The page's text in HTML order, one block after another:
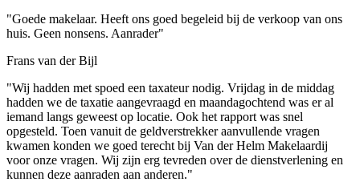
"Goede makelaar. Heeft ons goed begeleid bij de verkoop van ons
huis. Geen nonsens. Aanrader"
Frans van der Bijl
"Wij hadden met spoed een taxateur nodig. Vrijdag in de middag
hadden we de taxatie aangevraagd en maandagochtend was er al
iemand langs geweest op locatie. Ook het rapport was snel
opgesteld. Toen vanuit de geldverstrekker aanvullende vragen
kwamen konden we goed terecht bij Van der Helm Makelaardij
voor onze vragen. Wij zijn erg tevreden over de dienstverlening en
kunnen deze aanraden aan anderen."